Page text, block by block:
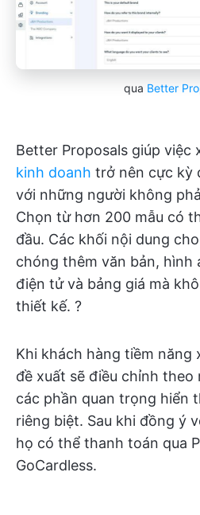
qua Better
Better Proposals giúp việc
kinh doanh trở nên cực kỳ
với những người không
Chọn từ hơn 200 mẫu có
đầu. Các khối nội dung
chóng thêm văn bản, hình
điện tử và bảng giá mà
thiết kế. ?
Khi khách hàng tiềm năng
đề xuất sẽ điều chỉnh theo
các phần quan trọng hiển
riêng biệt. Sau khi đồng ý
họ có thể thanh toán qua
GoCardless.